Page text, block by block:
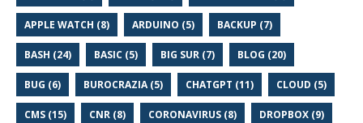
APPLE WATCH (8) ARDUINO (5) BACKUP (7)
BASH (24) BASIC (5) BIG SUR (7) BLOG (20)
BUG (6) BUROCRAZIA (5) CHATGPT (11) CLOUD (5)
CMS (15) CNR (8) CORONAVIRUS (8) DROPBOX (9)